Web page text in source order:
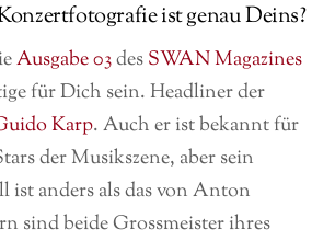
ist genau Deins?
Ausgabe 03desSWAN Magazines
für Dich sein. Headliner der
Karp. Auch er ist bekannt für
der Musikszene, aber sein
ist anders als das von Anton
sind beide Grossmeister ihres